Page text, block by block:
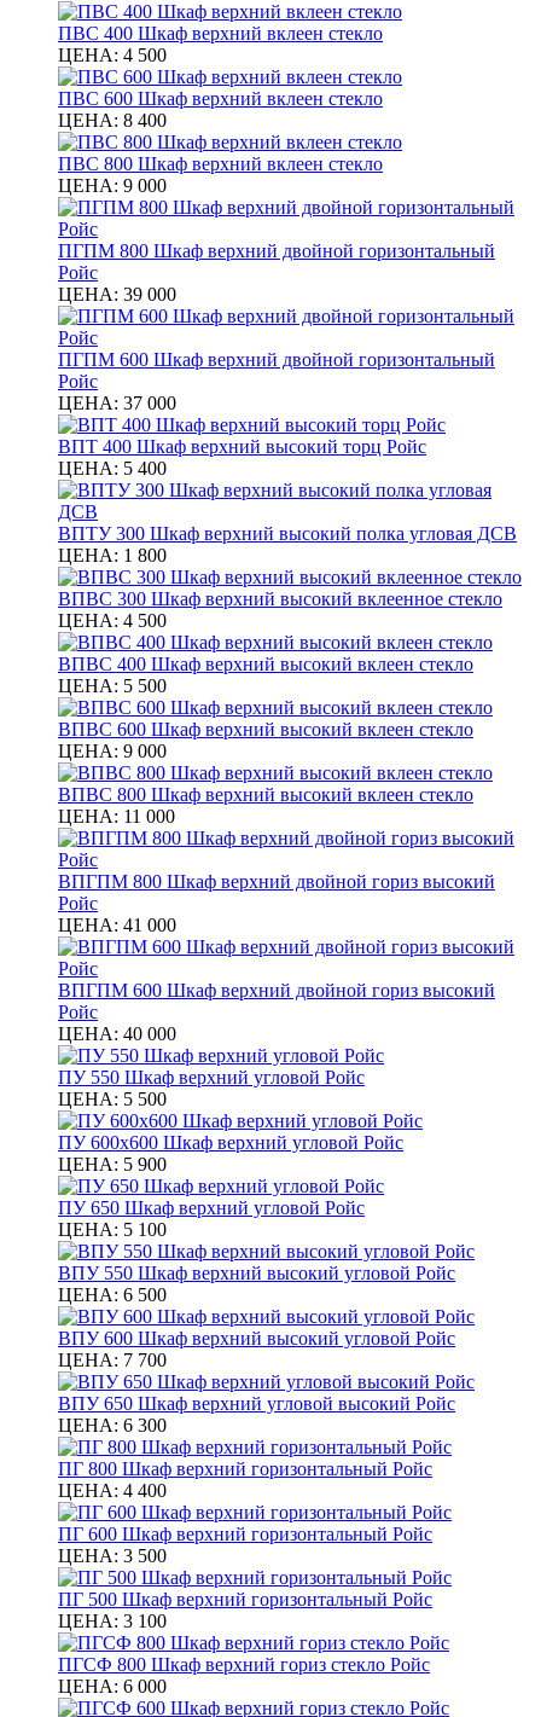
ПВС 400 Шкаф верхний вклеен стекло
ЦЕНА: 4 500
ПВС 600 Шкаф верхний вклеен стекло
ЦЕНА: 8 400
ПВС 800 Шкаф верхний вклеен стекло
ЦЕНА: 9 000
ПГПМ 800 Шкаф верхний двойной горизонтальный
Ройс
ЦЕНА: 39 000
ПГПМ 600 Шкаф верхний двойной горизонтальный
Ройс
ЦЕНА: 37 000
ВПТ 400 Шкаф верхний высокий торц Ройс
ЦЕНА: 5 400
ВПТУ 300 Шкаф верхний высокий полка угловая ДСВ
ЦЕНА: 1 800
ВПВС 300 Шкаф верхний высокий вклеенное стекло
ЦЕНА: 4 500
ВПВС 400 Шкаф верхний высокий вклеен стекло
ЦЕНА: 5 500
ВПВС 600 Шкаф верхний высокий вклеен стекло
ЦЕНА: 9 000
ВПВС 800 Шкаф верхний высокий вклеен стекло
ЦЕНА: 11 000
ВПГПМ 800 Шкаф верхний двойной гориз высокий
Ройс
ЦЕНА: 41 000
ВПГПМ 600 Шкаф верхний двойной гориз высокий
Ройс
ЦЕНА: 40 000
ПУ 550 Шкаф верхний угловой Ройс
ЦЕНА: 5 500
ПУ 600х600 Шкаф верхний угловой Ройс
ЦЕНА: 5 900
ПУ 650 Шкаф верхний угловой Ройс
ЦЕНА: 5 100
ВПУ 550 Шкаф верхний высокий угловой Ройс
ЦЕНА: 6 500
ВПУ 600 Шкаф верхний высокий угловой Ройс
ЦЕНА: 7 700
ВПУ 650 Шкаф верхний угловой высокий Ройс
ЦЕНА: 6 300
ПГ 800 Шкаф верхний горизонтальный Ройс
ЦЕНА: 4 400
ПГ 600 Шкаф верхний горизонтальный Ройс
ЦЕНА: 3 500
ПГ 500 Шкаф верхний горизонтальный Ройс
ЦЕНА: 3 100
ПГСФ 800 Шкаф верхний гориз стекло Ройс
ЦЕНА: 6 000